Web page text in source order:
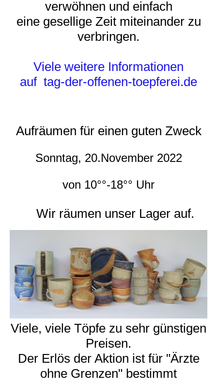
verwöhnen und einfach
eine gesellige Zeit miteinander zu
verbringen.
Viele weitere Informationen
auf tag-der-offenen-toepferei.de
Aufräumen für einen guten Zweck
Sonntag, 20.November 2022
von 10°°-18°° Uhr
Wir räumen unser Lager auf.
Viele, viele Töpfe zu sehr günstigen
Preisen.
Der Erlös der Aktion ist für "Ärzte
ohne Grenzen" bestimmt